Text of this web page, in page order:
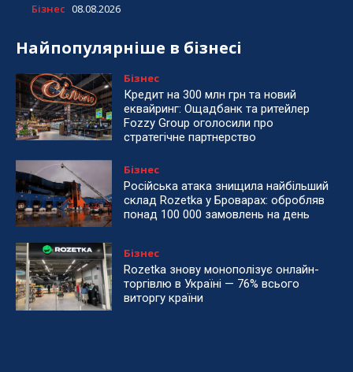
Бізнес 08.08.2026
Найпопулярніше в бізнесі
Бізнес
Кредит на 300 млн грн та новий
еквайринг: Ощадбанк та ритейлер
Fozzy Group оголосили про
стратегічне партнерство
Бізнес
Російська атака знищила найбільший
склад Rozetka у Броварах: обробляв
понад 100 000 замовлень на день
Бізнес
Rozetka знову монополізує онлайн-
торгівлю в Україні — 76% всього
виторгу країни